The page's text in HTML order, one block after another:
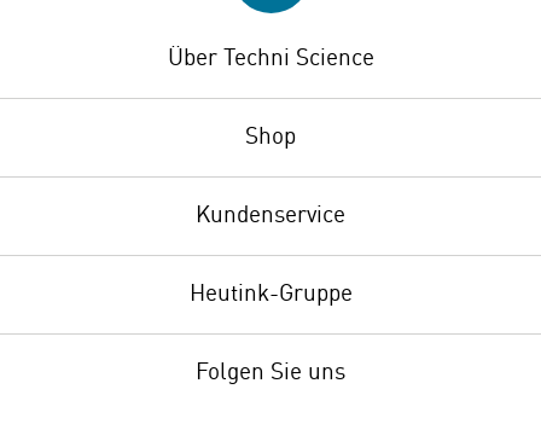
Über Techni Science
Shop
Kundenservice
Heutink-Gruppe
Folgen Sie uns